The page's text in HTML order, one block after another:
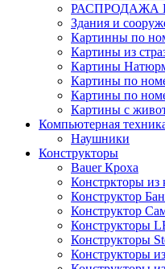
РАСПРОДАЖА
Здания и
Картинны по
Картины из
Картины
Картины по
Картины по
Картины с
Компьютерная
Наушники
Конструкторы
Bauer Кроха
Констркторы из
Конструктор
Конструктор
Конструкторы
Конструкторы
Конструкторы